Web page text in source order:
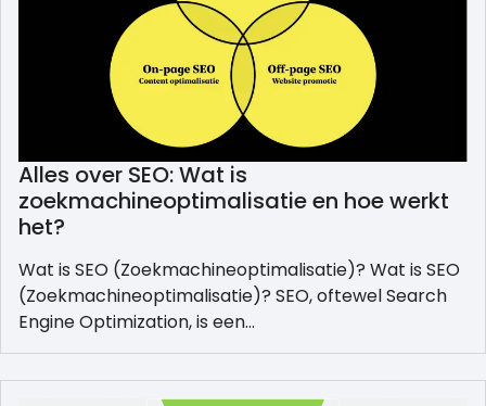
Alles over SEO: Wat is
zoekmachineoptimalisatie en hoe werkt
het?
Wat is SEO (Zoekmachineoptimalisatie)? Wat is SEO
(Zoekmachineoptimalisatie)? SEO, oftewel Search
Engine Optimization, is een…